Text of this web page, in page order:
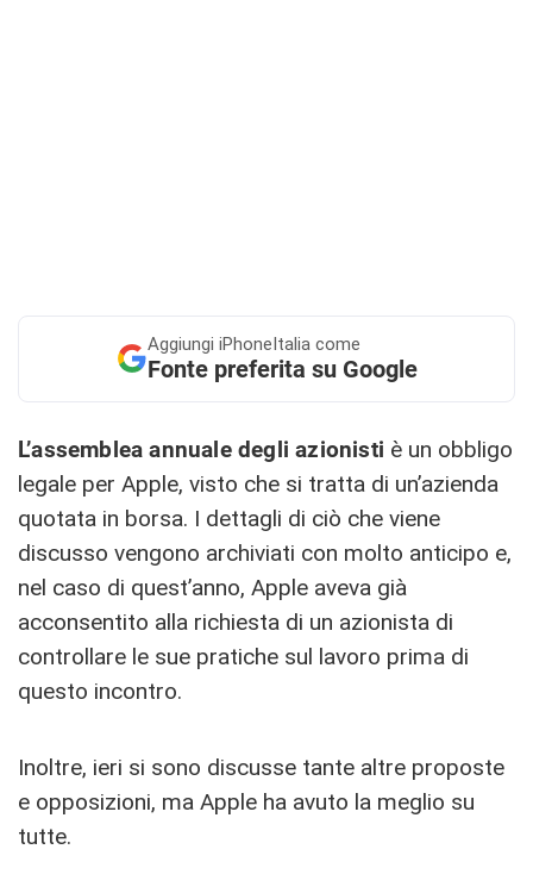
Aggiungi iPhoneItalia come
Fonte preferita su Google
L’assemblea annuale degli azionisti è un obbligo
legale per Apple, visto che si tratta di un’azienda
quotata in borsa. I dettagli di ciò che viene
discusso vengono archiviati con molto anticipo e,
nel caso di quest’anno, Apple aveva già
acconsentito alla richiesta di un azionista di
controllare le sue pratiche sul lavoro prima di
questo incontro.
Inoltre, ieri si sono discusse tante altre proposte
e opposizioni, ma Apple ha avuto la meglio su
tutte.